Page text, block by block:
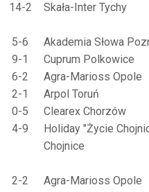
14-2
Skała-Inter Tychy
5-6
Akademia Słowa
9-1
Cuprum Polkowice
6-2
Agra-Marioss Opole
2-1
Arpol Toruń
0-5
Clearex Chorzów
4-9
Holiday "Życie
Chojnice
2-2
Agra-Marioss Opole